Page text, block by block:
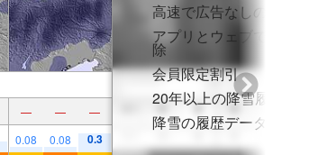
— — —
0.08 0.08 0.3
高速で広告なしのブラ
アプリとウェブでフル
除
会員限定割引
20年以上の降雪履歴
降雪の履歴データ